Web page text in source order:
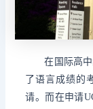
在国际高
了语言成绩的
请。而在申请